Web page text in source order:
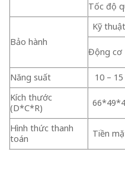
Tốc độ
Bảo hành
Kỹ thuật
Động cơ
Năng suất
10 –
Kích thước
(D*C*R)
Hình thức thanh
toán
Tiền